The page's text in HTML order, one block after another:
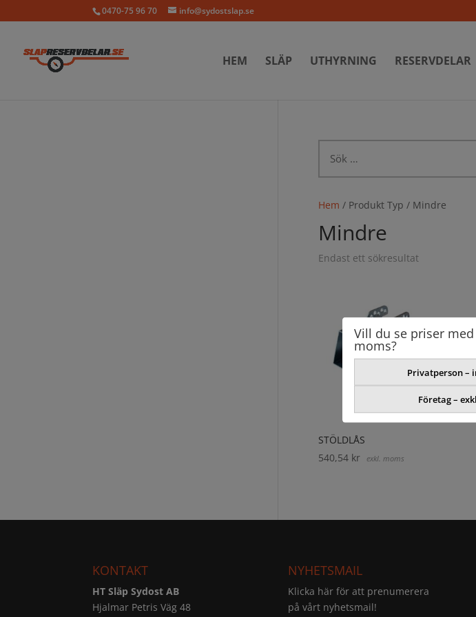
0470-75 96 70 info@sydostslap.se
HEM SLÄP UTHYRNING RESERVDELAR
efter:
Hem / Produkt Typ / Mindre
Mindre
Endast ett sökresultat
STÖLDLÅS
540,54 kr exkl. moms
KONTAKT
HT Släp Sydost AB
Hjalmar Petris Väg 48
NYHETSMAIL
Klicka här för att prenumerera
på vårt nyhetsmail!
Vill du se priser
moms?
Privatperson –
Företag –